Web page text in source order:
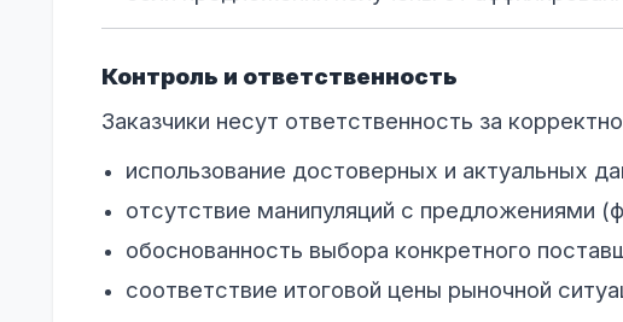
Контроль и ответственность
Заказчики несут ответственность за
использование достоверных и актуальных
отсутствие манипуляций с предложениями
обоснованность выбора конкретного
соответствие итоговой цены рыночной